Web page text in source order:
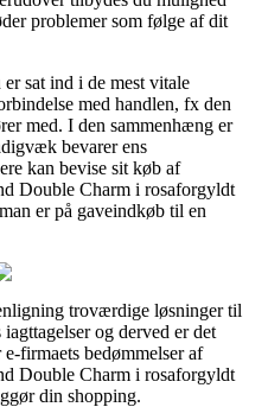
problemer som følge af dit
sat ind i de mest vitale
med handlen, fx den
med. I den sammenhæng er
bevarer ens
kan bevise sit køb af
Double Charm i rosaforgyldt
er på gaveindkøb til en
troværdige løsninger til
og derved er det
firmaets bedømmelser af
Double Charm i rosaforgyldt
din shopping.